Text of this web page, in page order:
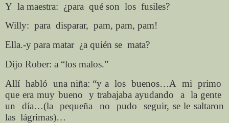
Y la maestra: ¿para qué son los fusiles?
Willy: para disparar, pam, pam, pam!
Ella.-y para matar ¿a quién se mata?
Dijo Rober: a “los malos.”
Allí habló una niña: “y a los buenos…A mi primo
que era muy bueno y trabajaba ayudando a la gente
un día…(la pequeña no pudo seguir, se le saltaron
las lágrimas)…